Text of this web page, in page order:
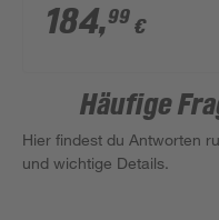
18' mit Akku
184,99 €
Häufige
Hier findest du Antworten
und wichtige Details.